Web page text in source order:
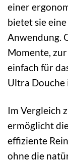
einer
bietet sie
Anwendung.
Momente,
einfach für
Ultra Douche
Im Vergleich
ermöglicht
effiziente
ohne die